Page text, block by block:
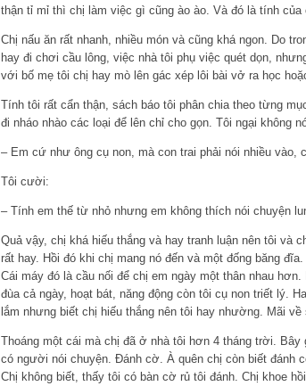
thận tỉ mỉ thì chị làm việc gì cũng ào ào. Và đó là tính
Chị nấu ăn rất nhanh, nhiều món và cũng khá ngon. Do
hay đi chơi cầu lông, việc nhà tôi phụ việc quét dọn,
với bố mẹ tôi chị hay mò lên gác xép lôi bài vở ra học
Tính tôi rất cẩn thận, sách báo tôi phân chia theo từng
đi nháo nhào các loại để lên chỉ cho gọn. Tôi ngại không
– Em cứ như ông cụ non, mà con trai phải nói nhiều
Tôi cười:
– Tính em thế từ nhỏ nhưng em không thích nói chuyện
Quả vậy, chị khá hiếu thắng và hay tranh luận nên tôi và
rất hay. Hồi đó khi chị mang nó đến và một đống băng
Cái máy đó là cầu nối để chị em ngày một thân nhau
đùa cả ngày, hoạt bát, năng động còn tôi cụ non triết lý.
lắm nhưng biết chị hiếu thắng nên tôi hay nhường. Mãi
Thoáng một cái mà chị đã ở nhà tôi hơn 4 tháng trời.
có người nói chuyện. Đánh cờ. À quên chị còn biết đánh
Chị không biết, thấy tôi có bàn cờ rủ tôi đánh. Chị khoe